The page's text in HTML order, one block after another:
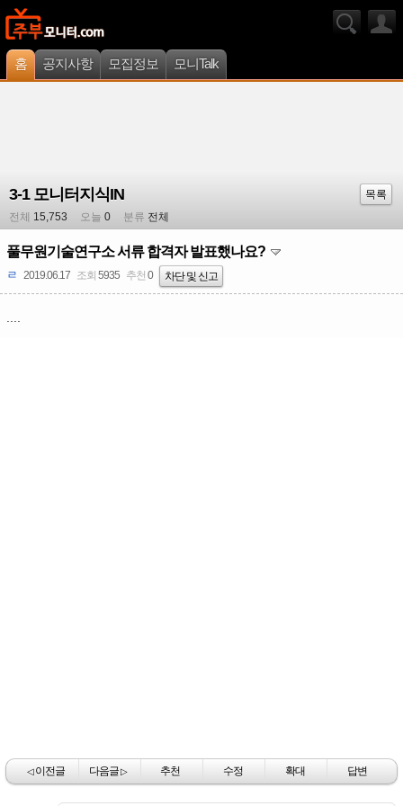
홈 공지사항 모집정보 모니Talk
3-1 모니터지식IN
목록
전체 15,753 오늘 0 분류 전체
풀무원기술연구소 서류 합격자 발표했나요?
ㄹ 2019.06.17 조회 5935 추천 0 차단 및 신고
....
◁이전글 다음글▷ 추천 수정 확대 답변